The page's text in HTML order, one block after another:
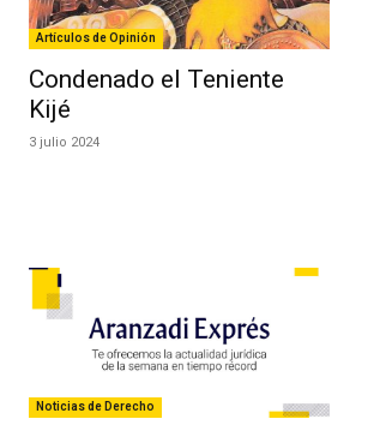
Artículos de Opinión
Condenado el Teniente
Kijé
3 julio 2024
Noticias de Derecho